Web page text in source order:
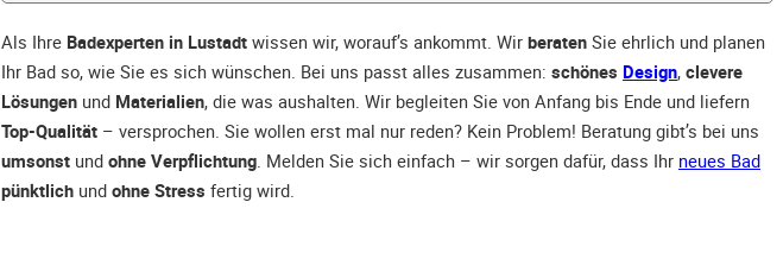
Als Ihre Badexperten in Lustadt wissen wir, worauf’s ankommt. Wir beraten Sie ehrlich und planen
Ihr Bad so, wie Sie es sich wünschen. Bei uns passt alles zusammen: schönes Design, clevere
Lösungen und Materialien, die was aushalten. Wir begleiten Sie von Anfang bis Ende und liefern
Top-Qualität – versprochen. Sie wollen erst mal nur reden? Kein Problem! Beratung gibt’s bei uns
umsonst und ohne Verpflichtung. Melden Sie sich einfach – wir sorgen dafür, dass Ihr neues Bad
pünktlich und ohne Stress fertig wird.